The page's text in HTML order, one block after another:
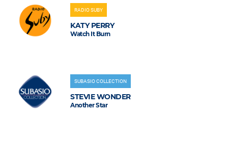
RADIO SUBY
KATY PERRY
Watch It Burn
SUBASIO COLLECTION
STEVIE WONDER
Another Star